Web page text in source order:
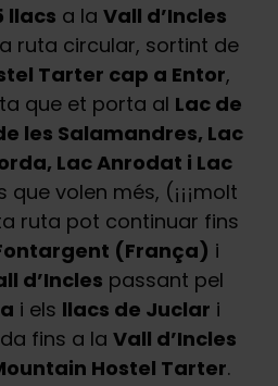
llacs a la Vall d’Incles
ruta circular, sortint de
Tarter cap a Entor,
que et porta al Lac de
les Salamandres, Lac
Lac Anrodat i Lac
que volen més, (¡¡¡molt
ruta pot continuar fins
(França) i
d’Incles passant pel
i els llacs de Juclar i
fins a la Vall d’Incles
Hostel Tarter.